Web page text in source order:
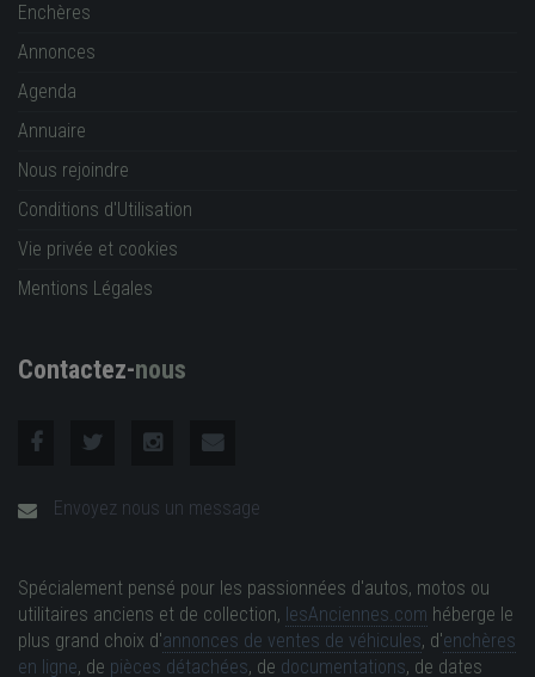
Enchères
Annonces
Agenda
Annuaire
Nous rejoindre
Conditions d'Utilisation
Vie privée et cookies
Mentions Légales
Contactez-nous
Envoyez nous un message
Spécialement pensé pour les passionnées d'autos, motos ou
utilitaires anciens et de collection, lesAnciennes.com héberge le
plus grand choix d'annonces de ventes de véhicules, d'enchères
en ligne, de pièces détachées, de documentations, de dates